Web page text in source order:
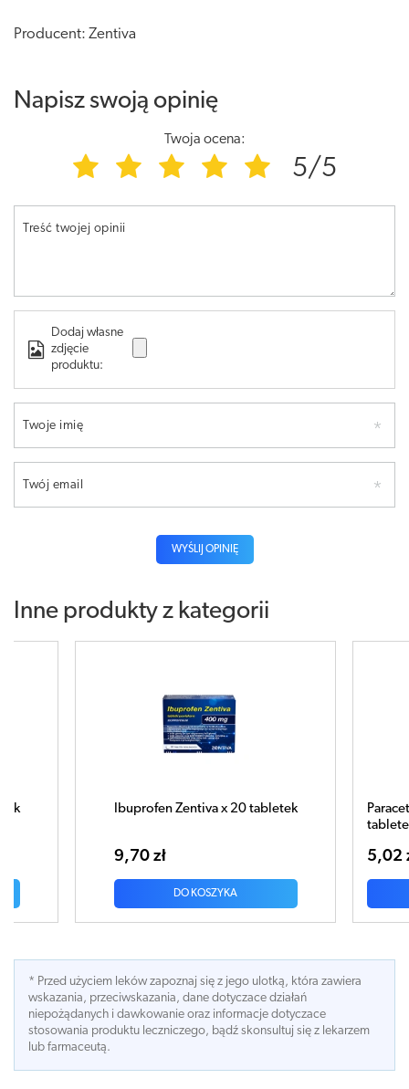
Producent: Zentiva
Napisz swoją opinię
Twoja ocena:
5/5
Treść twojej opinii
Dodaj własne
zdjęcie
produktu:
Twoje imię
Twój email
WYŚLIJ OPINIĘ
Inne produkty z kategorii
Paracetamol Zentiva 500mg x 20
5,02 zł
DO KOSZYKA
* Przed użyciem leków zapoznaj się z jego ulotką, która zawiera
wskazania, przeciwskazania, dane dotyczace działań
niepożądanych i dawkowanie oraz informacje dotyczace
stosowania produktu leczniczego, bądź skonsultuj się z lekarzem
lub farmaceutą.